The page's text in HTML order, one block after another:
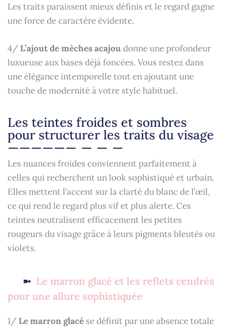
Les traits paraissent mieux définis et le regard gagne
une force de caractère évidente.
4/ L’ajout de mèches acajou donne une profondeur
luxueuse aux bases déjà foncées. Vous restez dans
une élégance intemporelle tout en ajoutant une
touche de modernité à votre style habituel.
Les teintes froides et sombres
pour structurer les traits du visage
Les nuances froides conviennent parfaitement à
celles qui recherchent un look sophistiqué et urbain.
Elles mettent l’accent sur la clarté du blanc de l’œil,
ce qui rend le regard plus vif et plus alerte. Ces
teintes neutralisent efficacement les petites
rougeurs du visage grâce à leurs pigments bleutés ou
violets.
Le marron glacé et les reflets cendrés
pour une allure sophistiquée
1/ Le marron glacé se définit par une absence totale